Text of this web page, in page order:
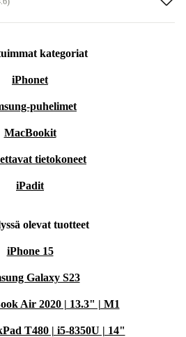
kategoriat
iPhonet
puhelimet
MacBookit
tietokoneet
iPadit
olevat tuotteet
iPhone 15
Galaxy S23
Air 2020 | 13.3" | M1
T480 | i5-8350U | 14"